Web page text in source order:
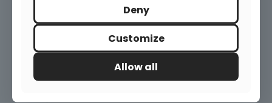
Enlaces de interés
Deny
Customize
Allow all